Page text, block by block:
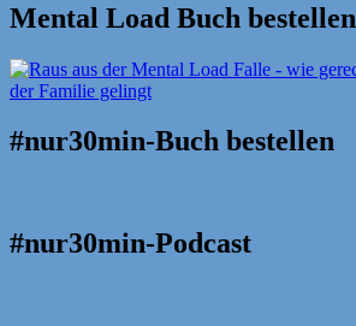
Mental Load Buch bestellen
#nur30min-Buch bestellen
#nur30min-Podcast